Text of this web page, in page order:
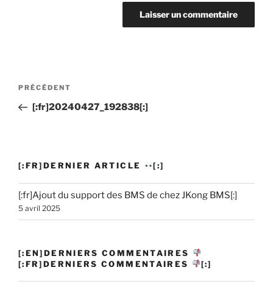
Navigation
l’article
Article
précédent
PRÉCÉDENT
[:fr]20240427_192838[:]
[:FR]DERNIER ARTICLE [:]
[:fr]Ajout du support des BMS de chez JKong BMS[:]
5 avril 2025
[:EN]DERNIERS COMMENTAIRES
[:FR]DERNIERS COMMENTAIRES
[:]